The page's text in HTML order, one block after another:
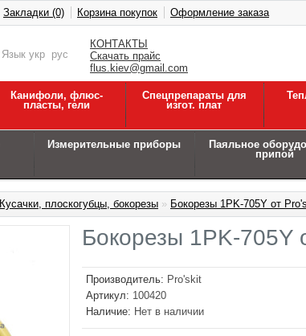
КОНТАКТЫ
Скачать прайс
flus.kiev@gmail.com
Язык укр рус
Закладки (0) Корзина покупок Оформление заказа
Канифоли, флюс-
пласты, гели
Спецпрепараты для
изгот. плат
Измерительные приборы
Паяльное
припой
Кусачки, плоскогубцы, бокорезы » Бокорезы 1PK-705Y от
Бокорезы 1PK-705Y
Производитель: Pro'skit
Артикул: 100420
Наличие: Нет в наличии